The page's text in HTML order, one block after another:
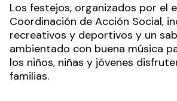
Los festejos, organizados por el
Coordinación de Acción Social,
recreativos y deportivos y un
ambientado con buena música
los niños, niñas y jóvenes
familias.